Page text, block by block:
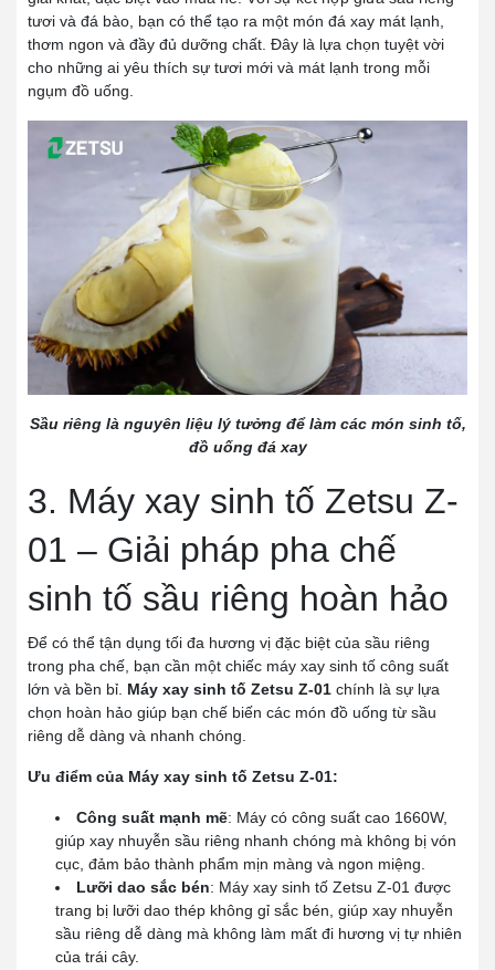
tươi và đá bào, bạn có thể tạo ra một món đá xay mát lạnh,
thơm ngon và đầy đủ dưỡng chất. Đây là lựa chọn tuyệt vời
cho những ai yêu thích sự tươi mới và mát lạnh trong mỗi
ngụm đồ uống.
Sầu riêng là nguyên liệu lý tưởng để làm các món sinh tố,
đồ uống đá xay
3. Máy xay sinh tố Zetsu Z-
01 – Giải pháp pha chế
sinh tố sầu riêng hoàn hảo
Để có thể tận dụng tối đa hương vị đặc biệt của sầu riêng
trong pha chế, bạn cần một chiếc máy xay sinh tố công suất
lớn và bền bỉ. Máy xay sinh tố Zetsu Z-01 chính là sự lựa
chọn hoàn hảo giúp bạn chế biến các món đồ uống từ sầu
riêng dễ dàng và nhanh chóng.
Ưu điểm của Máy xay sinh tố Zetsu Z-01:
Công suất mạnh mẽ: Máy có công suất cao 1660W,
giúp xay nhuyễn sầu riêng nhanh chóng mà không bị vón
cục, đảm bảo thành phẩm mịn màng và ngon miệng.
Lưỡi dao sắc bén: Máy xay sinh tố Zetsu Z-01 được
trang bị lưỡi dao thép không gỉ sắc bén, giúp xay nhuyễn
sầu riêng dễ dàng mà không làm mất đi hương vị tự nhiên
của trái cây.